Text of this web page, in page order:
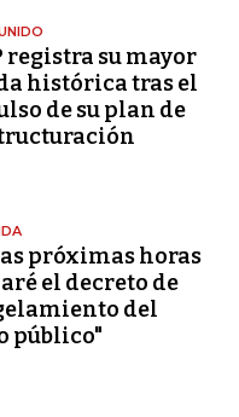
registra su mayor
histórica tras el
de su plan de
próximas horas
el decreto de
del
público"